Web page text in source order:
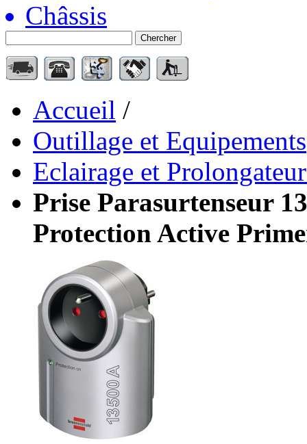
Châssis
Chercher
Accueil /
Outillage et Equipements
Eclairage et
Prise Parasurtenseur
Protection Active